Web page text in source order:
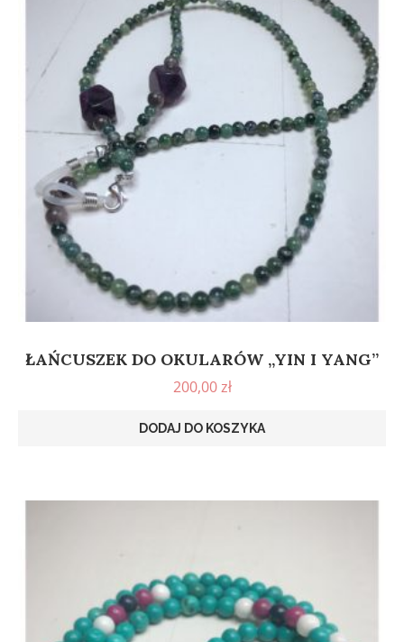
ŁAŃCUSZEK DO OKULARÓW „YIN I YANG”
200,00zł
DODAJ DO KOSZYKA